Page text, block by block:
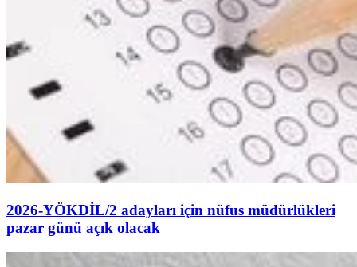
2026-YÖKDİL/2 adayları için nüfus müdürlükleri
pazar günü açık olacak